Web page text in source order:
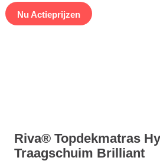
Nu Actieprijzen
Riva® Topdekmatras
Traagschuim Brilliant